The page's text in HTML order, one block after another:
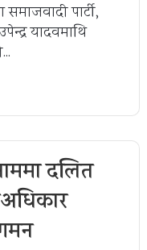
पार्टी,
यादवमाथि
दलित